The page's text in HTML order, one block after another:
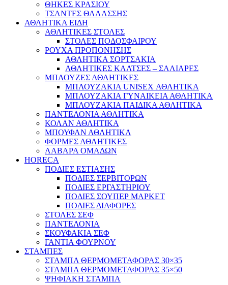
ΘΗΚΕΣ ΚΡΑΣΙΟΥ
ΤΣΑΝΤΕΣ ΘΑΛΑΣΣΗΣ
ΑΘΛΗΤΙΚΑ ΕΙΔΗ
ΑΘΛΗΤΙΚΕΣ ΣΤΟΛΕΣ
ΣΤΟΛΕΣ ΠΟΔΟΣΦΑΙΡΟΥ
ΡΟΥΧΑ ΠΡΟΠΟΝΗΣΗΣ
ΑΘΛΗΤΙΚΑ ΣΟΡΤΣΑΚΙΑ
ΑΘΛΗΤΙΚΕΣ ΚΑΛΤΣΕΣ – ΣΑΛΙΑΡΕΣ
ΜΠΛΟΥΖΕΣ ΑΘΛΗΤΙΚΕΣ
ΜΠΛΟΥΖΑΚΙΑ UNISEX ΑΘΛΗΤΙΚΑ
ΜΠΛΟΥΖΑΚΙΑ ΓΥΝΑΙΚΕΙΑ ΑΘΛΗΤΙΚΑ
ΜΠΛΟΥΖΑΚΙΑ ΠΑΙΔΙΚΑ ΑΘΛΗΤΙΚΑ
ΠΑΝΤΕΛΟΝΙΑ ΑΘΛΗΤΙΚΑ
ΚΟΛΑΝ ΑΘΛΗΤΙΚΑ
ΜΠΟΥΦΑΝ ΑΘΛΗΤΙΚΑ
ΦΟΡΜΕΣ ΑΘΛΗΤΙΚΕΣ
ΛΑΒΑΡΑ ΟΜΑΔΩΝ
HORECA
ΠΟΔΙΕΣ ΕΣΤΙΑΣΗΣ
ΠΟΔΙΕΣ ΣΕΡΒΙΤΟΡΩΝ
ΠΟΔΙΕΣ ΕΡΓΑΣΤΗΡΙΟΥ
ΠΟΔΙΕΣ ΣΟΥΠΕΡ ΜΑΡΚΕΤ
ΠΟΔΙΕΣ ΔΙΑΦΟΡΕΣ
ΣΤΟΛΕΣ ΣΕΦ
ΠΑΝΤΕΛΟΝΙΑ
ΣΚΟΥΦΑΚΙΑ ΣΕΦ
ΓΑΝΤΙΑ ΦΟΥΡΝΟΥ
ΣΤΑΜΠΕΣ
ΣΤΑΜΠΑ ΘΕΡΜΟΜΕΤΑΦΟΡΑΣ 30×35
ΣΤΑΜΠΑ ΘΕΡΜΟΜΕΤΑΦΟΡΑΣ 35×50
ΨΗΦΙΑΚΗ ΣΤΑΜΠΑ